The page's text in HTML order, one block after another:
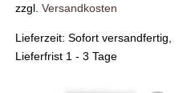
zzgl. Versandkosten
Lieferzeit: Sofort versandfertig,
Lieferfrist 1 - 3 Tage